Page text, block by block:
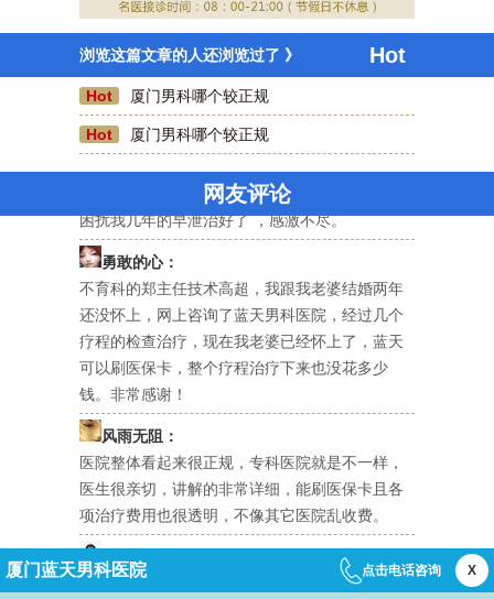
浏览这篇文章的人还浏览过了 》 Hot
Hot 厦门男科哪个较正规
Hot 厦门男科哪个较正规
网友评论
咫尺天涯
好的差不多了，刷医保卡费用也不贵，好评一
个。
美国队长：
合医院正规专业，医生护士服务态度也很好，把
困扰我几年的早泄治好了 ，感激不尽。
勇敢的心：
不育科的郑主任技术高超，我跟我老婆结婚两年
还没怀上，网上咨询了蓝天男科医院，经过几个
疗程的检查治疗，现在我老婆已经怀上了，蓝天
可以刷医保卡，整个疗程治疗下来也没花多少
钱。非常感谢！
风雨无阻：
医院整体看起来很正规，专科医院就是不一样，
医生很亲切，讲解的非常详细，能刷医保卡且各
项治疗费用也很透明，不像其它医院乱收费。
依然是你：
一夜风流后，下体不舒服，很担心染上性病，经
厦门蓝天男科医院 X
点击电话咨询